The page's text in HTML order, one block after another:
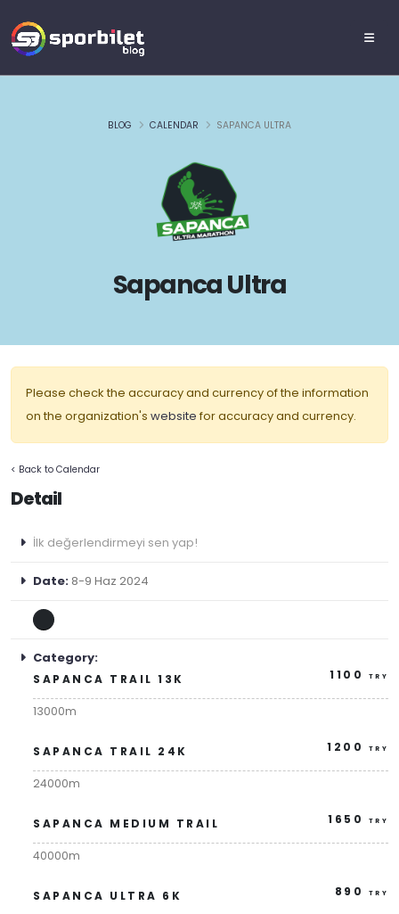
Sapanca Ultra
BLOG CALENDAR SAPANCA ULTRA
Please check the accuracy and currency of the information
on the organization's website for accuracy and currency.
< Back to Calendar
Detail
İlk değerlendirmeyi sen yap!
Date: 8-9 Haz 2024
Category:
SAPANCA TRAIL 13K 1100 TRY
13000m
SAPANCA TRAIL 24K 1200 TRY
24000m
SAPANCA MEDIUM TRAIL 1650 TRY
40000m
SAPANCA ULTRA 6K 890 TRY